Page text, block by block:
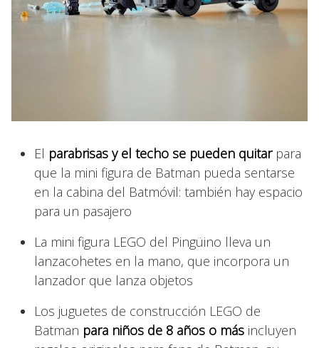
El parabrisas y el techo se pueden quitar para
que la mini figura de Batman pueda sentarse
en la cabina del Batmóvil: también hay espacio
para un pasajero
La mini figura LEGO del Pingüino lleva un
lanzacohetes en la mano, que incorpora un
lanzador que lanza objetos
Los juguetes de construcción LEGO de
Batman para niños de 8 años o más incluyen